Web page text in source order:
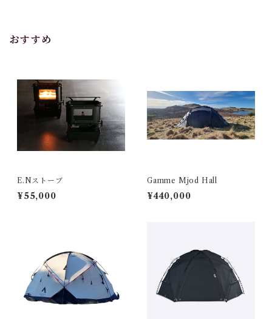
おすすめ
E.Nストーブ
¥55,000
Gamme Mjod Hall
¥440,000